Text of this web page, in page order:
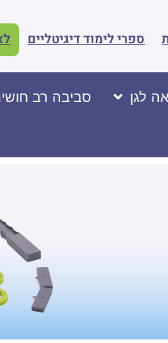
ספרי לימוד דיגיטליים
לגן סביבה רב